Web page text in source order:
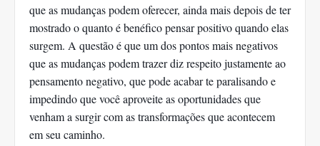
que as mudanças podem oferecer, ainda mais depois de ter
mostrado o quanto é benéfico pensar positivo quando elas
surgem. A questão é que um dos pontos mais negativos
que as mudanças podem trazer diz respeito justamente ao
pensamento negativo, que pode acabar te paralisando e
impedindo que você aproveite as oportunidades que
venham a surgir com as transformações que acontecem
em seu caminho.